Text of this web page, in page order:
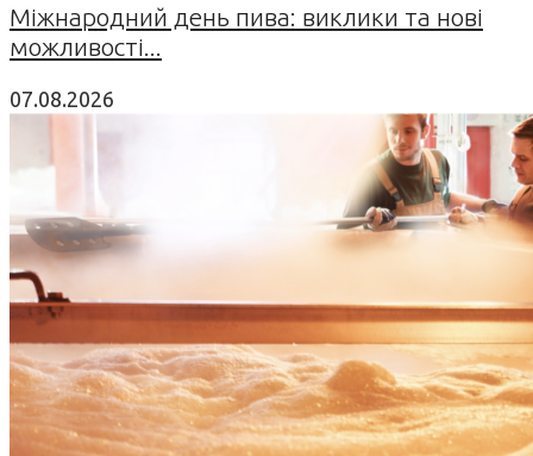
Міжнародний день пива: виклики та нові
можливості...
07.08.2026